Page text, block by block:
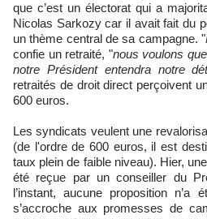
que c’est un électorat qui a
Nicolas Sarkozy car il avait fait du
un thème central de sa campagne. "
confie un retraité, "nous voulons
notre Président entendra notre
retraités de droit direct perçoivent
600 euros.
Les syndicats veulent une
(de l'ordre de 600 euros, il est
taux plein de faible niveau). Hier,
été reçue par un conseiller du
l’instant, aucune proposition n’a
s’accroche aux promesses de